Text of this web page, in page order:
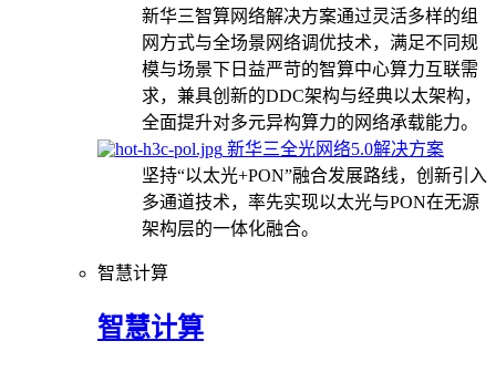
新华三智算网络解决方案通过灵活多样的组
网方式与全场景网络调优技术，满足不同规
模与场景下日益严苛的智算中心算力互联需
求，兼具创新的DDC架构与经典以太架构，
全面提升对多元异构算力的网络承载能力。
新华三全光网络5.0解决方案
坚持“以太光+PON”融合发展路线，创新引入
多通道技术，率先实现以太光与PON在无源
架构层的一体化融合。
智慧计算
智慧计算